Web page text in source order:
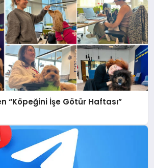
“Köpeğini İşe Götür Haftası”